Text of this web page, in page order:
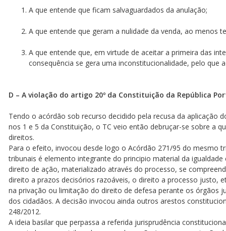
A que entende que ficam salvaguardados da anulação;
A que entende que geram a nulidade da venda, ao menos
A que entende que, em virtude de aceitar a primeira das
consequência se gera uma inconstitucionalidade, pelo que
D – A violação do artigo 20º da Constituição da República
Tendo o acórdão sob recurso decidido pela recusa da aplicação
nos 1 e 5 da Constituição, o TC veio então debruçar-se sobre a
direitos.
Para o efeito, invocou desde logo o Acórdão 271/95 do mesmo
tribunais é elemento integrante do principio material da
direito de ação, materializado através do processo, se
direito a prazos decisórios razoáveis, o direito a processo justo,
na privação ou limitação do direito de defesa perante os órgãos
dos cidadãos. A decisão invocou ainda outros arestos
248/2012.
A ideia basilar que perpassa a referida jurisprudência